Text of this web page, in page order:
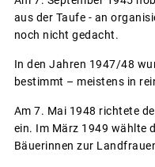
aus der Taufe - an
noch nicht gedacht.
In den Jahren 1947/48
bestimmt – meistens in
Am 7. Mai 1948 richtete
ein. Im März 1949 wählte
Bäuerinnen zur